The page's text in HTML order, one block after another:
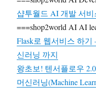
샵투월드 AI 개발 서비
===shop2world AI AI
Flask로 웹서비스 하기
신러닝 까지
왕초보! 텐서플로우
머신러닝(Machine